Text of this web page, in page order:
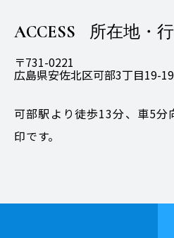
ACCESS 所在地・
〒731-0221
広島県安佐北区可部3丁目19-
可部駅より徒歩13分、車5分
印です。